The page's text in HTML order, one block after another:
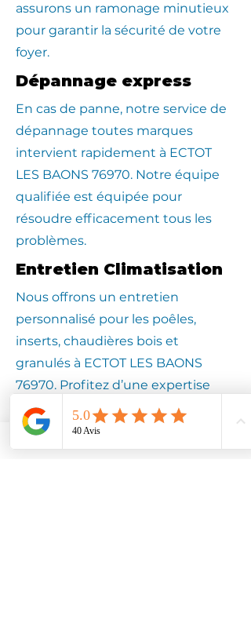
assurons un ramonage minutieux
pour garantir la sécurité de votre
foyer.
Dépannage express
En cas de panne, notre service de
dépannage toutes marques
intervient rapidement à ECTOT
LES BAONS 76970. Notre équipe
qualifiée est équipée pour
résoudre efficacement tous les
problèmes.
Entretien Climatisation
Nous offrons un entretien
personnalisé pour les poêles,
inserts, chaudières bois et
granulés à ECTOT LES BAONS
76970. Profitez d’une expertise
locale pour assurer la longévité de
votre équipement.